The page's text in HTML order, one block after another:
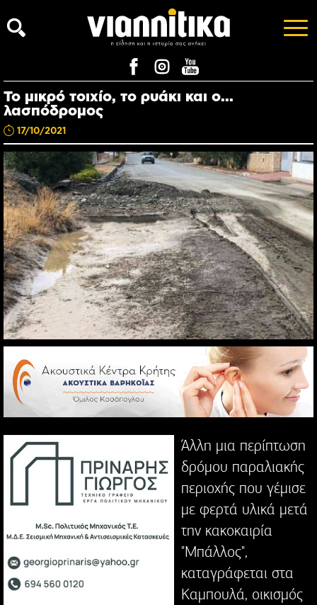
Το μικρό τοιχίο, το ρυάκι και ο...
λασπόδρομος
17/10/2021
Άλλη μια περίπτωση
δρόμου παραλιακής
περιοχής που γέμισε
με φερτά υλικά μετά
την κακοκαιρία
"Μπάλλος",
καταγράφεται στα
Καμπουλά, οικισμός